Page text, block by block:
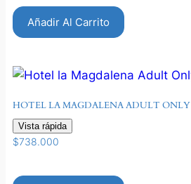
Añadir Al Carrito
HOTEL LA MAGDALENA ADULT ONLY
Vista rápida
$738.000